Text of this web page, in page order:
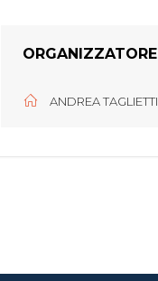
ORGANIZZATORE
ANDREA TAGLIETTI